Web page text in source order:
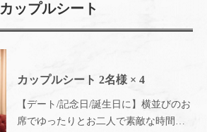
カップルシート
カップルシート 2名様 × 4
【デート/記念日/誕生日に】横並びのお
席でゆったりとお二人で素敵な時間を